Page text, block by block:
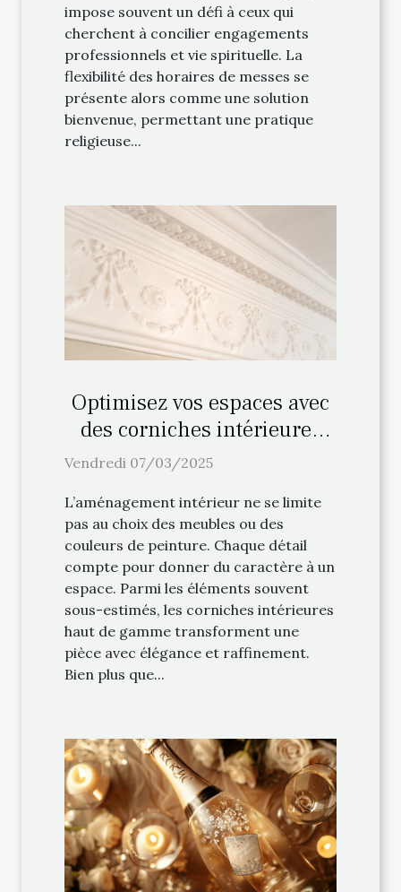
impose souvent un défi à ceux qui
cherchent à concilier engagements
professionnels et vie spirituelle. La
flexibilité des horaires de messes se
présente alors comme une solution
bienvenue, permettant une pratique
religieuse...
Optimisez vos espaces avec
des corniches intérieures
haut de gamme
Vendredi 07/03/2025
L’aménagement intérieur ne se limite
pas au choix des meubles ou des
couleurs de peinture. Chaque détail
compte pour donner du caractère à un
espace. Parmi les éléments souvent
sous-estimés, les corniches intérieures
haut de gamme transforment une
pièce avec élégance et raffinement.
Bien plus que...